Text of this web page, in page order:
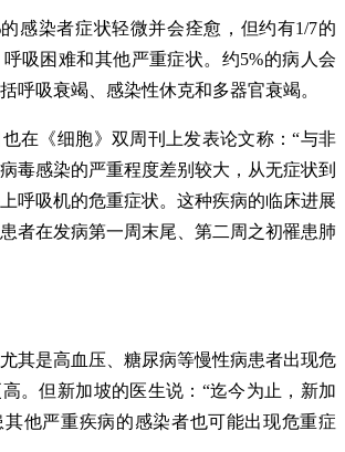
感染者症状轻微并会痊愈，但约有1/7的
吸困难和其他严重症状。约5%的病人会
呼吸衰竭、感染性休克和多器官衰竭。
在《细胞》双周刊上发表论文称：“与非
毒感染的严重程度差别较大，从无症状到
呼吸机的危重症状。这种疾病的临床进展
者在发病第一周末尾、第二周之初罹患肺
其是高血压、糖尿病等慢性病患者出现危
。但新加坡的医生说：“迄今为止，新加
他严重疾病的感染者也可能出现危重症